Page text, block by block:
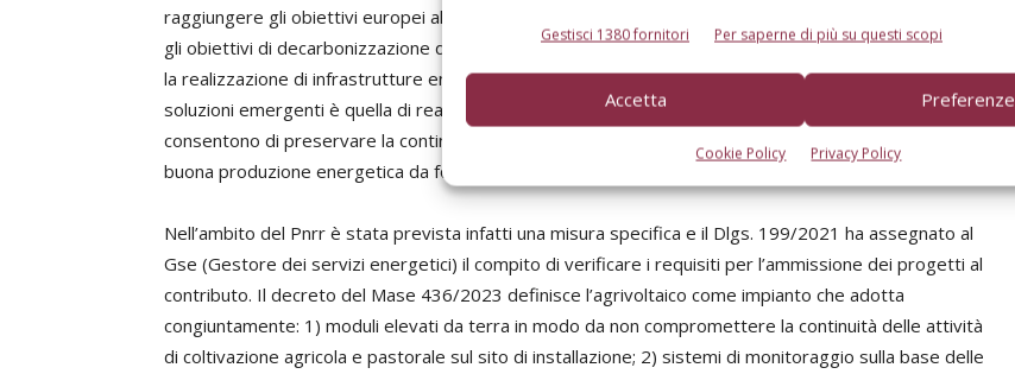
Gestisci 1380 fornitori Per saperne di più su questi scopi
Accetta Preferenze
Cookie Policy Privacy Policy
raggiungere gli obiettivi europei al 2030 e al 2050. In coerenza con le indicazioni del Pniec e del Pnrr,
gli obiettivi di decarbonizzazione devono sfruttare le opportunità offerte da percorsi sostenibili per
la realizzazione di infrastrutture energetiche nel rispetto dell’ambiente e del territorio. Una delle
soluzioni emergenti è quella di realizzare impianti agrivoltaici, ovvero impianti fotovoltaici che
consentono di preservare la continuità delle attività di coltivazione garantendo al contempo una
buona produzione energetica da fonti rinnovabili.
Nell’ambito del Pnrr è stata prevista infatti una misura specifica e il Dlgs. 199/2021 ha assegnato al
Gse (Gestore dei servizi energetici) il compito di verificare i requisiti per l’ammissione dei progetti al
contributo. Il decreto del Mase 436/2023 definisce l’agrivoltaico come impianto che adotta
congiuntamente: 1) moduli elevati da terra in modo da non compromettere la continuità delle attività
di coltivazione agricola e pastorale sul sito di installazione; 2) sistemi di monitoraggio sulla base delle